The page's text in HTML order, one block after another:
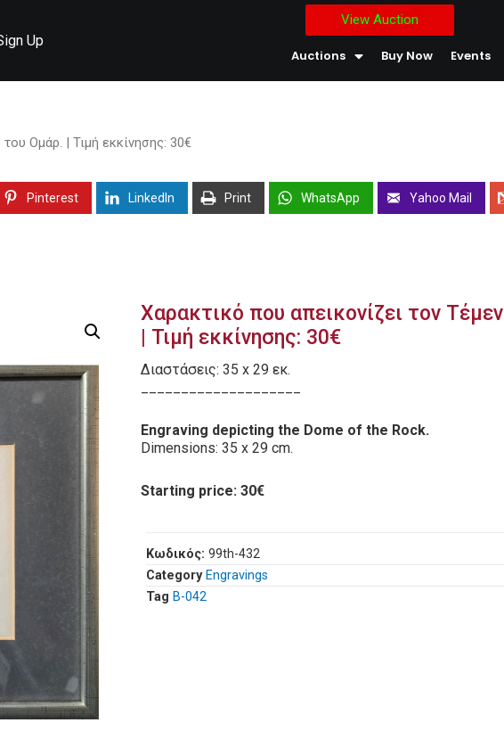
Up
View Auction
Auctions Buy Now Events
Ομάρ. | Τιμή εκκίνησης: 30€
Pinterest LinkedIn Print WhatsApp Yahoo Mail
Χαρακτικό που απεικονίζει τον
| Τιμή εκκίνησης: 30€
Διαστάσεις: 35 x 29 εκ.
Engraving depicting the Dome of the Rock.
Dimensions: 35 x 29 cm.
Starting price: 30€
Κωδικός: 99th-432
Category Engravings
Tag Β-042